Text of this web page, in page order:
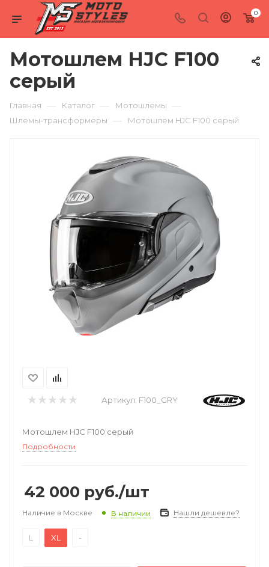
0
Мотошлем HJC F100
серый
Главная — Каталог — Мотошлемы —
Шлемы-трансформеры — Мотошлем HJC F100 серый
Артикул: F100_GRY
Мотошлем HJC F100 серый
Подробности
42 000 руб./шт
Наличие в Москве В наличии Нашли дешевле?
L XL -